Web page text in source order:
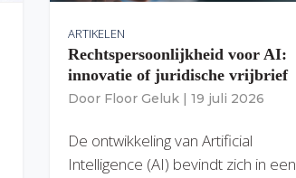
ARTIKELEN
Rechtspersoonlijkheid voor AI:
innovatie of juridische vrijbrief
Door Floor Geluk | 19 juli 2026
De ontwikkeling van Artificial
Intelligence (AI) bevindt zich in een